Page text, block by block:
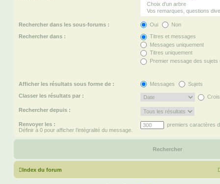
Rechercher dans les sous-forums : Oui Non
Rechercher dans :
Titres et messages
Messages uniquement
Titres uniquement
Premier message des sujets
Afficher les résultats sous forme de : Messages Sujets
Classer les résultats par :
Rechercher depuis :
Renvoyer les :
Définir à 0 pour afficher l’intégralité du message.
premiers caractères
Index du forum